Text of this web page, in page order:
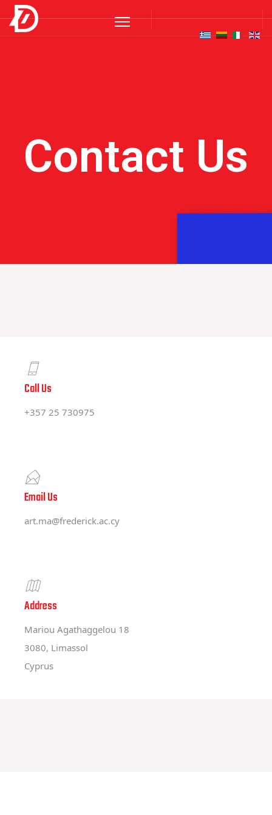
Contact Us
Call Us
+357 25 730975
Email Us
art.ma@frederick.ac.cy
Address
Mariou Agathaggelou 18
3080, Limassol
Cyprus